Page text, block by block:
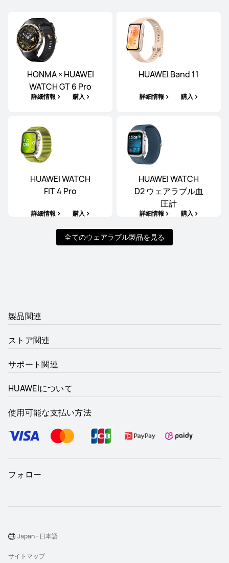
HONMA × HUAWEI
WATCH GT 6 Pro
詳細情報 購入
HUAWEI Band 11
詳細情報 購入
HUAWEI WATCH
FIT 4 Pro
詳細情報 購入
HUAWEI WATCH
D2 ウェアラブル血
圧計
詳細情報 購入
全てのウェアラブル製品を見る
製品関連
ストア関連
サポート関連
HUAWEIについて
使用可能な支払い方法
フォロー
サイトマップ
Japan - 日本語